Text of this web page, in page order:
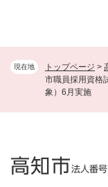
現在地 トップページ >
市職員採用資格
象）6月実施
高知市法人番